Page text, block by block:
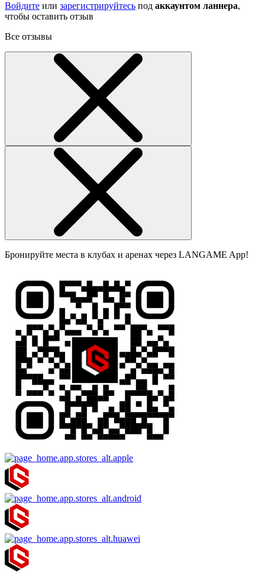
Войдите или зарегистрируйтесь под аккаунтом ланнера,
чтобы оставить отзыв
Все отзывы
Бронируйте места в клубах и аренах через LANGAME App!